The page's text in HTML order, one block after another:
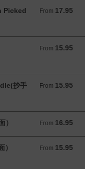
Picked
From 17.95
From 17.95 CAD
From 15.95
From 15.95 CAD
抄手
From 15.95
From 15.95 CAD
From 16.95
From 16.95 CAD
From 15.95
From 15.95 CAD